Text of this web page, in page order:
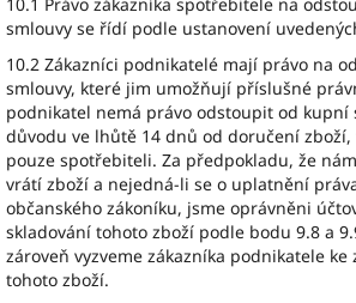
smlouvy se řídí podle ustanovení
10.2 Zákazníci podnikatelé mají právo na
smlouvy, které jim umožňují příslušné
podnikatel nemá právo odstoupit od kupní
důvodu ve lhůtě 14 dnů od doručení
pouze spotřebiteli. Za předpokladu, že
vrátí zboží a nejedná-li se o uplatnění
občanského zákoníku, jsme oprávněni
skladování tohoto zboží podle bodu 9.8 a
zároveň vyzveme zákazníka podnikatele
tohoto zboží.